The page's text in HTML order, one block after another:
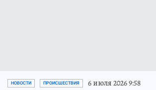
НОВОСТИ ПРОИСШЕСТВИЯ 6 июля 2026 9:58